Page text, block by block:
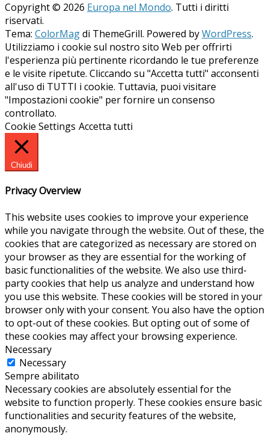
Copyright © 2026 Europa nel Mondo. Tutti i diritti
riservati.
Tema: ColorMagdi ThemeGrill. Powered byWordPress.
Utilizziamo i cookie sul nostro sito Web per offrirti
l'esperienza più pertinente ricordando le tue preferenze
e le visite ripetute. Cliccando su "Accetta tutti" acconsenti
all'uso di TUTTI i cookie. Tuttavia, puoi visitare
"Impostazioni cookie" per fornire un consenso
controllato.
Cookie Settings Accetta tutti
Chiudi
Privacy Overview
This website uses cookies to improve your experience
while you navigate through the website. Out of these, the
cookies that are categorized as necessary are stored on
your browser as they are essential for the working of
basic functionalities of the website. We also use third-
party cookies that help us analyze and understand how
you use this website. These cookies will be stored in your
browser only with your consent. You also have the option
to opt-out of these cookies. But opting out of some of
these cookies may affect your browsing experience.
Necessary
Necessary
Sempre abilitato
Necessary cookies are absolutely essential for the
website to function properly. These cookies ensure basic
functionalities and security features of the website,
anonymously.